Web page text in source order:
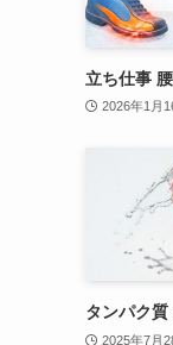
立ち仕事
2026年1月
タンパク質
2025年7月